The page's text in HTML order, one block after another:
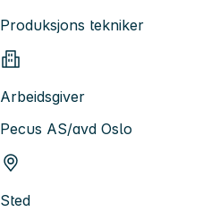
Produksjons tekniker
Arbeidsgiver
Pecus AS/avd Oslo
Sted